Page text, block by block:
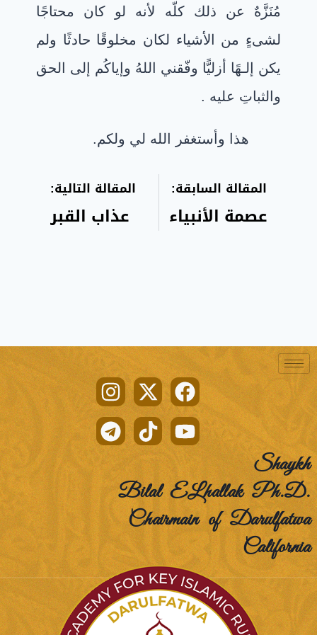
مُنَزَّهٌ عن ذلك كلّه لأنه لو كان محتاجًا
لشىءٍ من الأشياء لكان مخلوقًا حادثًا ولم
يكن إلـهًا أزليًّا وفّقني اللهُ وإياكُم إلى الحق
والثباتِ عليه .
هذا وأستغفر الله لي ولكم.
المقالة السابقة:
عصمة الأنبياء
المقالة التالية:
عذاب القبر
Shaykh
Bilal ELhallak Ph.D.
Chairmain of Darulfatwa
California